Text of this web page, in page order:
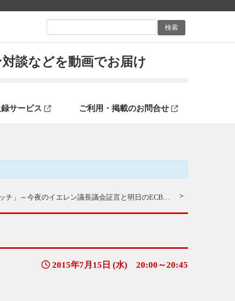
談などを動画でお届け
サービス ご利用・掲載のお問合せ
チャートの見方について〜
チ」 ～今夜のイエレン議長議会証言と明日のECB理事会の展望を中心に！！～
2015年7月15日 (水) 20:00～20:45